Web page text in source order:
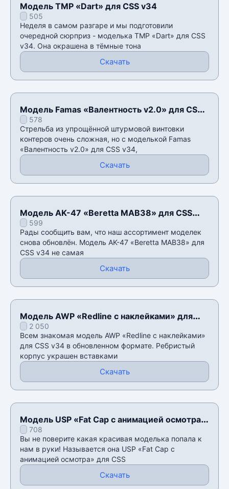
Модель TMP «Dart» для CSS v34
505
Неделя в самом разгаре и мы подготовили
очередной сюрприз - моделька TMP «Dart» для CSS
v34. Она окрашена в тёмные тона
Скачать
Модель Famas «Валентность v2.0» для CSS
v34578
Стрельба из упрощëнной штурмовой винтовки
контеров очень сложная, но с моделькой Famas
«Валентность v2.0» для CSS v34,
Скачать
Модель AK-47 «Beretta MAB38» для CSS
v34599
Рады сообщить вам, что наш ассортимент моделек
снова обновлён. Модель AK-47 «Beretta MAB38» для
CSS v34 не самая
Скачать
Модель AWP «Redline с наклейками» для
CSS v34
2 050
Всем знакомая модель AWP «Redline с наклейками»
для CSS v34 в обновленном формате. Ребристый
корпус украшен вставками
Скачать
Модель USP «Fat Cap с анимацией осмотра»
для CSS v34
708
Вы не поверите какая красивая моделька попала к
нам в руки! Называется она USP «Fat Cap с
анимацией осмотра» для CSS
Скачать